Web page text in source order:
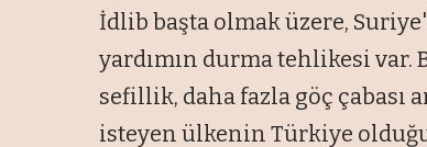
İdlib başta olmak üzere,
yardımın durma tehlikesi var.
sefillik, daha fazla göç çabası
isteyen ülkenin Türkiye